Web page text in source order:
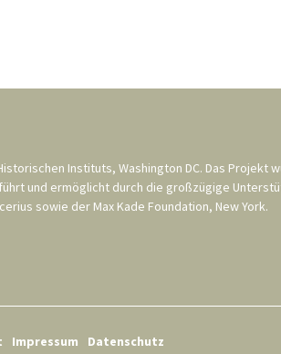
Instituts, Washington DC. Das Projekt
und ermöglicht durch die großzügige
sowie der Max Kade Foundation, New York.
Impressum Datenschutz